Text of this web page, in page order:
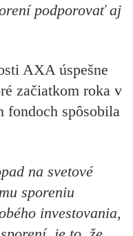
podporovať aj
AXA úspešne
začiatkom roka v
fondoch spôsobila
na svetové
sporeniu
investovania,